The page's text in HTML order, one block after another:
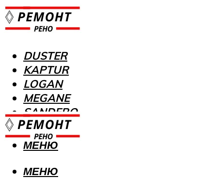
DUSTER
KAPTUR
LOGAN
MEGANE
SANDERO
МЕНЮ
МЕНЮ